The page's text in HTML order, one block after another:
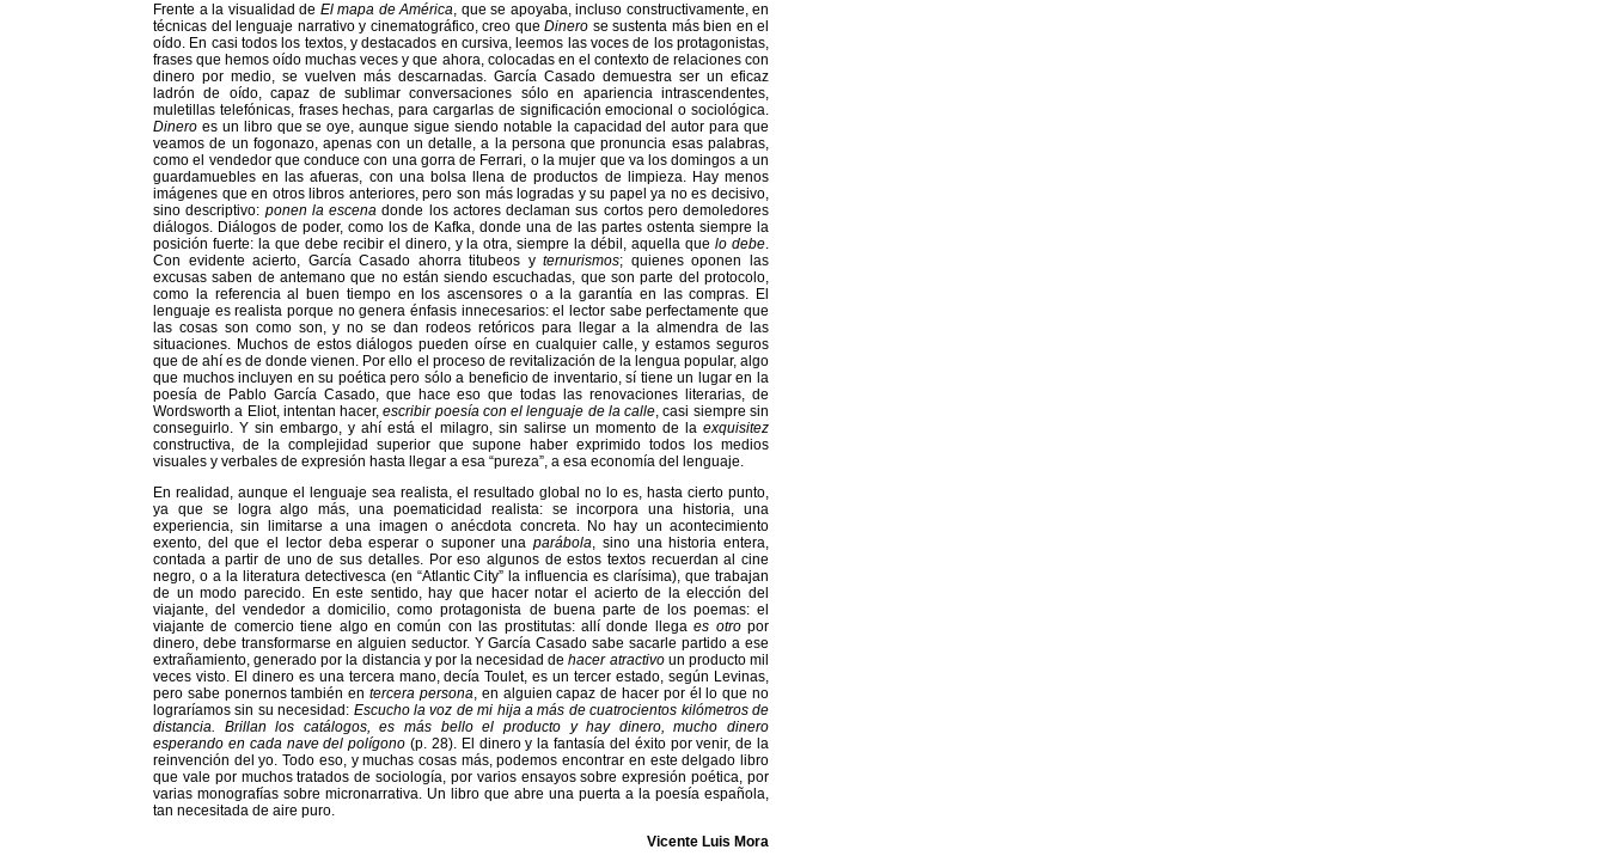
Frente a la visualidad de El mapa de América, que se apoyaba, incluso constructivamente, en
técnicas del lenguaje narrativo y cinematográfico, creo que Dinero se sustenta más bien en el
oído. En casi todos los textos, y destacados en cursiva, leemos las voces de los protagonistas,
frases que hemos oído muchas veces y que ahora, colocadas en el contexto de relaciones con
dinero por medio, se vuelven más descarnadas. García Casado demuestra ser un eficaz
ladrón de oído, capaz de sublimar conversaciones sólo en apariencia intrascendentes,
muletillas telefónicas, frases hechas, para cargarlas de significación emocional o sociológica.
Dinero es un libro que se oye, aunque sigue siendo notable la capacidad del autor para que
veamos de un fogonazo, apenas con un detalle, a la persona que pronuncia esas palabras,
como el vendedor que conduce con una gorra de Ferrari, o la mujer que va los domingos a un
guardamuebles en las afueras, con una bolsa llena de productos de limpieza. Hay menos
imágenes que en otros libros anteriores, pero son más logradas y su papel ya no es decisivo,
sino descriptivo: ponen la escena donde los actores declaman sus cortos pero demoledores
diálogos. Diálogos de poder, como los de Kafka, donde una de las partes ostenta siempre la
posición fuerte: la que debe recibir el dinero, y la otra, siempre la débil, aquella quelo debe.
Con evidente acierto, García Casado ahorra titubeos yternurismos; quienes oponen las
excusas saben de antemano que no están siendo escuchadas, que son parte del protocolo,
como la referencia al buen tiempo en los ascensores o a la garantía en las compras. El
lenguaje es realista porque no genera énfasis innecesarios: el lector sabe perfectamente que
las cosas son como son, y no se dan rodeos retóricos para llegar a la almendra de las
situaciones. Muchos de estos diálogos pueden oírse en cualquier calle, y estamos seguros
que de ahí es de donde vienen. Por ello el proceso de revitalización de la lengua popular, algo
que muchos incluyen en su poética pero sólo a beneficio de inventario, sí tiene un lugar en la
poesía de Pablo García Casado, que hace eso que todas las renovaciones literarias, de
Wordsworth a Eliot, intentan hacer,escribir poesía con el lenguaje de la calle, casi siempre sin
conseguirlo. Y sin embargo, y ahí está el milagro, sin salirse un momento de la exquisitez
constructiva, de la complejidad superior que supone haber exprimido todos los medios
visuales y verbales de expresión hasta llegar a esa “pureza”, a esa economía del lenguaje.
En realidad, aunque el lenguaje sea realista, el resultado global no lo es, hasta cierto punto,
ya que se logra algo más, una poematicidad realista: se incorpora una historia, una
experiencia, sin limitarse a una imagen o anécdota concreta. No hay un acontecimiento
exento, del que el lector deba esperar o suponer unaparábola, sino una historia entera,
contada a partir de uno de sus detalles. Por eso algunos de estos textos recuerdan al cine
negro, o a la literatura detectivesca (en “Atlantic City” la influencia es clarísima), que trabajan
de un modo parecido. En este sentido, hay que hacer notar el acierto de la elección del
viajante, del vendedor a domicilio, como protagonista de buena parte de los poemas: el
viajante de comercio tiene algo en común con las prostitutas: allí donde llegaes otropor
dinero, debe transformarse en alguien seductor. Y García Casado sabe sacarle partido a ese
extrañamiento, generado por la distancia y por la necesidad dehacer atractivoun producto mil
veces visto. El dinero es una tercera mano, decía Toulet, es un tercer estado, según Levinas,
pero sabe ponernos también entercera persona, en alguien capaz de hacer por él lo que no
lograríamos sin su necesidad: Escucho la voz de mi hija a más de cuatrocientos kilómetros de
distancia. Brillan los catálogos, es más bello el producto y hay dinero, mucho dinero
esperando en cada nave del polígono (p. 28). El dinero y la fantasía del éxito por venir, de la
reinvención del yo. Todo eso, y muchas cosas más, podemos encontrar en este delgado libro
que vale por muchos tratados de sociología, por varios ensayos sobre expresión poética, por
varias monografías sobre micronarrativa. Un libro que abre una puerta a la poesía española,
tan necesitada de aire puro.
Vicente Luis Mora